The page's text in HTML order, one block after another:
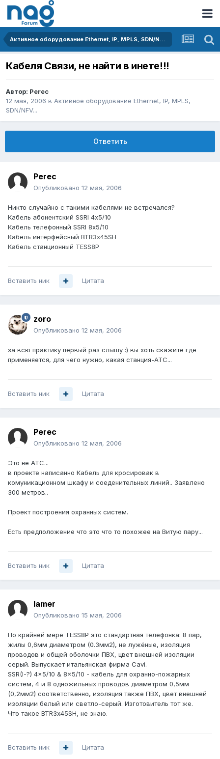
Активное оборудование Ethernet, IP, MPLS, SDN/NFV...
Кабеля Связи, не найти в инете!!!
Автор: Perec
12 мая, 2006 в Активное оборудование Ethernet, IP, MPLS,
SDN/NFV...
Ответить
Perec
Опубликовано 12 мая, 2006
Никто случайно с такими кабелями не встречался?
Кабель абонентский SSRI 4х5/10
Кабель телефонный SSRI 8х5/10
Кабель интерфейсный BTR3х45SH
Кабель станционный ТESS8P
Вставить ник Цитата
zoro
Опубликовано 12 мая, 2006
за всю практику первый раз слышу :) вы хоть скажите где
применяется, для чего нужно, какая станция-АТС...
Вставить ник Цитата
Perec
Опубликовано 12 мая, 2006
Это не АТС...
в проекте написанно Кабель для кросировак в
комуникационном шкафу и соеденительных линий.. Заявлено
300 метров..
Проект построения охранных систем.
Есть предположение что это что то похожее на Витую пару...
Вставить ник Цитата
lamer
Опубликовано 15 мая, 2006
По крайней мере ТESS8P это стандартная телефонка: 8 пар,
жилы 0,6мм диаметром (0.3мм2), не лужёные, изоляция
проводов и общей оболочки ПВХ, цвет внешней изоляции
серый. Выпускает итальянская фирма Cavi.
SSR(I-?) 4x5/10 & 8x5/10 - кабель для охранно-пожарных
систем, 4 и 8 одножильных проводов диаметром 0,5мм
(0,2мм2) соответственно, изоляция также ПВХ, цвет внешней
изоляции белый или светло-серый. Изготовитель тот же.
Что такое BTR3х45SH, не знаю.
Вставить ник Цитата